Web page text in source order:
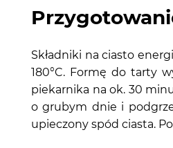
Składniki na ciasto
180°C. Formę do tarty
piekarnika na ok. 30
o grubym dnie i
upieczony spód ciasta.